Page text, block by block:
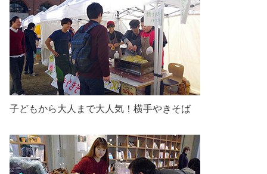
子どもから大人まで大人気！横手やきそば